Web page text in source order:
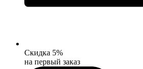
Скидка 5%
на первый заказ